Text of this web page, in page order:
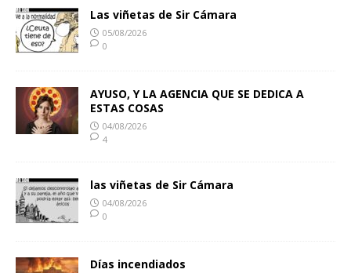
Las viñetas de Sir Cámara
05/08/2026
0
AYUSO, Y LA AGENCIA QUE SE DEDICA A
ESTAS COSAS
04/08/2026
4
las viñetas de Sir Cámara
04/08/2026
0
Días incendiados